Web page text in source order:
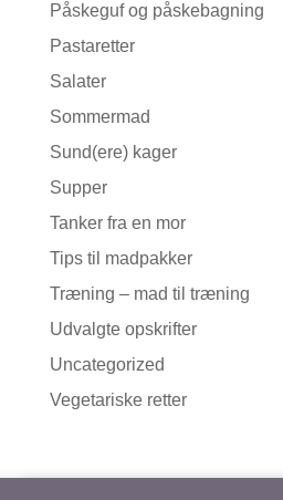
Påskeguf og påskebagning
Pastaretter
Salater
Sommermad
Sund(ere) kager
Supper
Tanker fra en mor
Tips til madpakker
Træning – mad til træning
Udvalgte opskrifter
Uncategorized
Vegetariske retter